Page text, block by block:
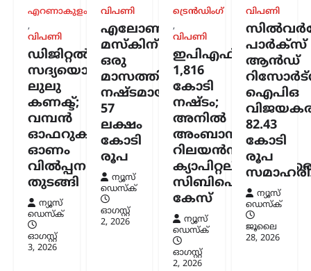
ന്യൂസ് ഡെസ്ക്
ഓഗസ്റ്റ്‌ 7, 2026
വരുന്ന സ്വാതന്ത്ര്യദിനത്തിൽ പ്രധാനമന്ത്രി
നരേന്ദ്ര മോദി വിദ്യാർത്ഥികളെയും
യുവജനങ്ങളെയും പ്രത്യേകമായി
അഭിസംബോധന ചെയ്യണമെന്നും
രാജ്യത്തിന്റെ ഭാവിയുമായി ബന്ധപ്പെട്ട
വികസന നയങ്ങൾ
വിശദീകരിക്കണമെന്നും കോക്ക്റോച്ച്
ജനതാ പാർട്ടി (സിജെപി)…
എറണാകുളം
,
വിപണി
ഡിജിറ്റൽ
സദ്യയൊരുക്കി
ലുലു
കണക്ട്;
വമ്പൻ
ഓഫറുകളുമായി
ഓണം
വിൽപ്പന
തുടങ്ങി
ന്യൂസ്
ഡെസ്ക്
ഓഗസ്റ്റ്‌
3, 2026
വിപണി
എലോൺ
മസ്കിന്
ഒരു
മാസത്തിനുള്ളിൽ
നഷ്ടമായത്
57
ലക്ഷം
കോടി
രൂപ
ന്യൂസ്
ഡെസ്ക്
ഓഗസ്റ്റ്‌
2, 2026
ട്രെൻഡിംഗ്
,
വിപണി
ഇപിഎഫ്ഒയ്ക്ക്
1,816
കോടി
നഷ്ടം;
അനിൽ
അംബാനിക്കും
റിലയൻസ്
സിബിഐ
കേസ്
ന്യൂസ്
ഡെസ്ക്
ഓഗസ്റ്റ്‌
2, 2026
വിപണി
പാർക്സ്
ആൻഡ്
ഐപിഒ
82.43
കോടി
രൂപ
ന്യൂസ്
ഡെസ്ക്
ജൂലൈ
28, 2026